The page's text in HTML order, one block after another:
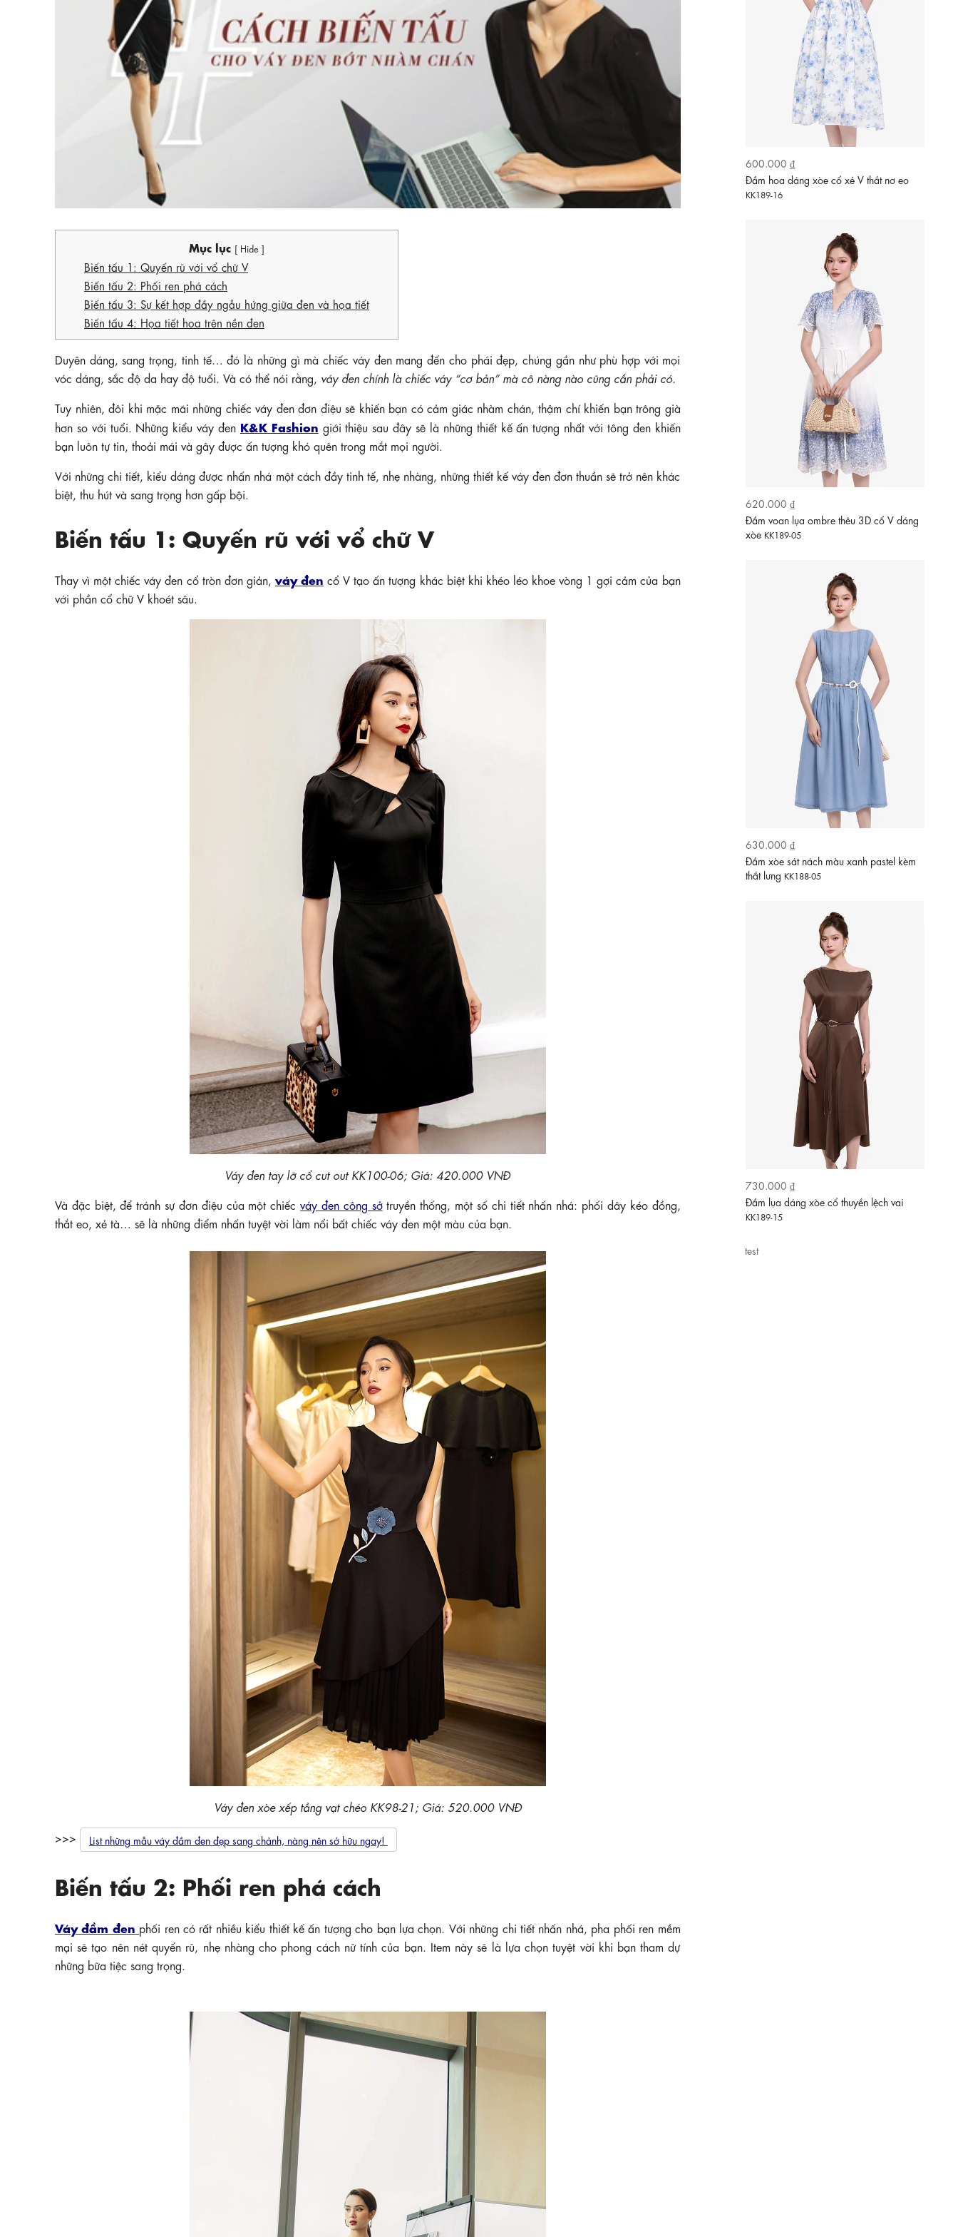
Mục lục [ Hide ]
Biến tấu 1: Quyến rũ với vổ chữ V
Biến tấu 2: Phối ren phá cách
Biến tấu 3: Sự kết hợp đầy ngẫu hứng giữa đen và họa tiết
Biến tấu 4: Họa tiết hoa trên nền đen
Duyên dáng, sang trọng, tinh tế… đó là những gì mà chiếc váy đen mang đến cho phái đẹp, chúng gần như phù hợp với mọi
vóc dáng, sắc độ da hay độ tuổi. Và có thể nói rằng, váy đen chính là chiếc váy “cơ bản” mà cô nàng nào cũng cần phải có.
Tuy nhiên, đôi khi mặc mãi những chiếc váy đen đơn điệu sẽ khiến bạn có cảm giác nhàm chán, thậm chí khiến bạn trông già
hơn so với tuổi. Những kiểu váy đen K&K Fashion giới thiệu sau đây sẽ là những thiết kế ấn tượng nhất với tông đen khiến
bạn luôn tự tin, thoải mái và gây được ấn tượng khó quên trong mắt mọi người.
Với những chi tiết, kiểu dáng được nhấn nhá một cách đầy tinh tế, nhẹ nhàng, những thiết kế váy đen đơn thuần sẽ trở nên khác
biệt, thu hút và sang trọng hơn gấp bội.
Biến tấu 1: Quyến rũ với vổ chữ V
Thay vì một chiếc váy đen cổ tròn đơn giản, váy đen cổ V tạo ấn tượng khác biệt khi khéo léo khoe vòng 1 gợi cảm của bạn
với phần cổ chữ V khoét sâu.
Váy đen tay lỡ cổ cut out KK100-06; Giá: 420.000 VNĐ
Và đặc biệt, để tránh sự đơn điệu của một chiếcváy đen công sởtruyền thống, một số chi tiết nhấn nhá: phối dây kéo đồng,
thắt eo, xẻ tà… sẽ là những điểm nhấn tuyệt vời làm nổi bất chiếc váy đen một màu của bạn.
Váy đen xòe xếp tầng vạt chéo KK98-21; Giá: 520.000 VNĐ
>>> List những mẫu váy đầm đen đẹp sang chảnh, nàng nên sở hữu ngay!
Biến tấu 2: Phối ren phá cách
Váy đầm đen phối ren có rất nhiều kiểu thiết kế ấn tượng cho bạn lựa chọn. Với những chi tiết nhấn nhá, pha phối ren mềm
mại sẽ tạo nên nét quyến rũ, nhẹ nhàng cho phong cách nữ tính của bạn. Item này sẽ là lựa chọn tuyệt vời khi bạn tham dự
những bữa tiệc sang trọng.
620.000 ₫
Đầm voan lụa ombre thêu 3D cổ V dáng
xòeKK189-05
630.000 ₫
Đầm xòe sát nách màu xanh pastel kèm
thắt lưngKK188-05
730.000 ₫
Đầm lụa dáng xòe cổ thuyền lệch vai
KK189-15
620.000 ₫
Đầm xòe chấm bi cổ đắp chéo phối ren
KK189-14
test